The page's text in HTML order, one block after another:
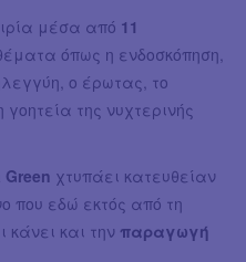
μέσα από 11
όπως η ενδοσκόπηση,
ο έρωτας, το
της νυχτερινής
Green χτυπάει κατευθείαν
που εδώ εκτός από τη
κάνει και την παραγωγή